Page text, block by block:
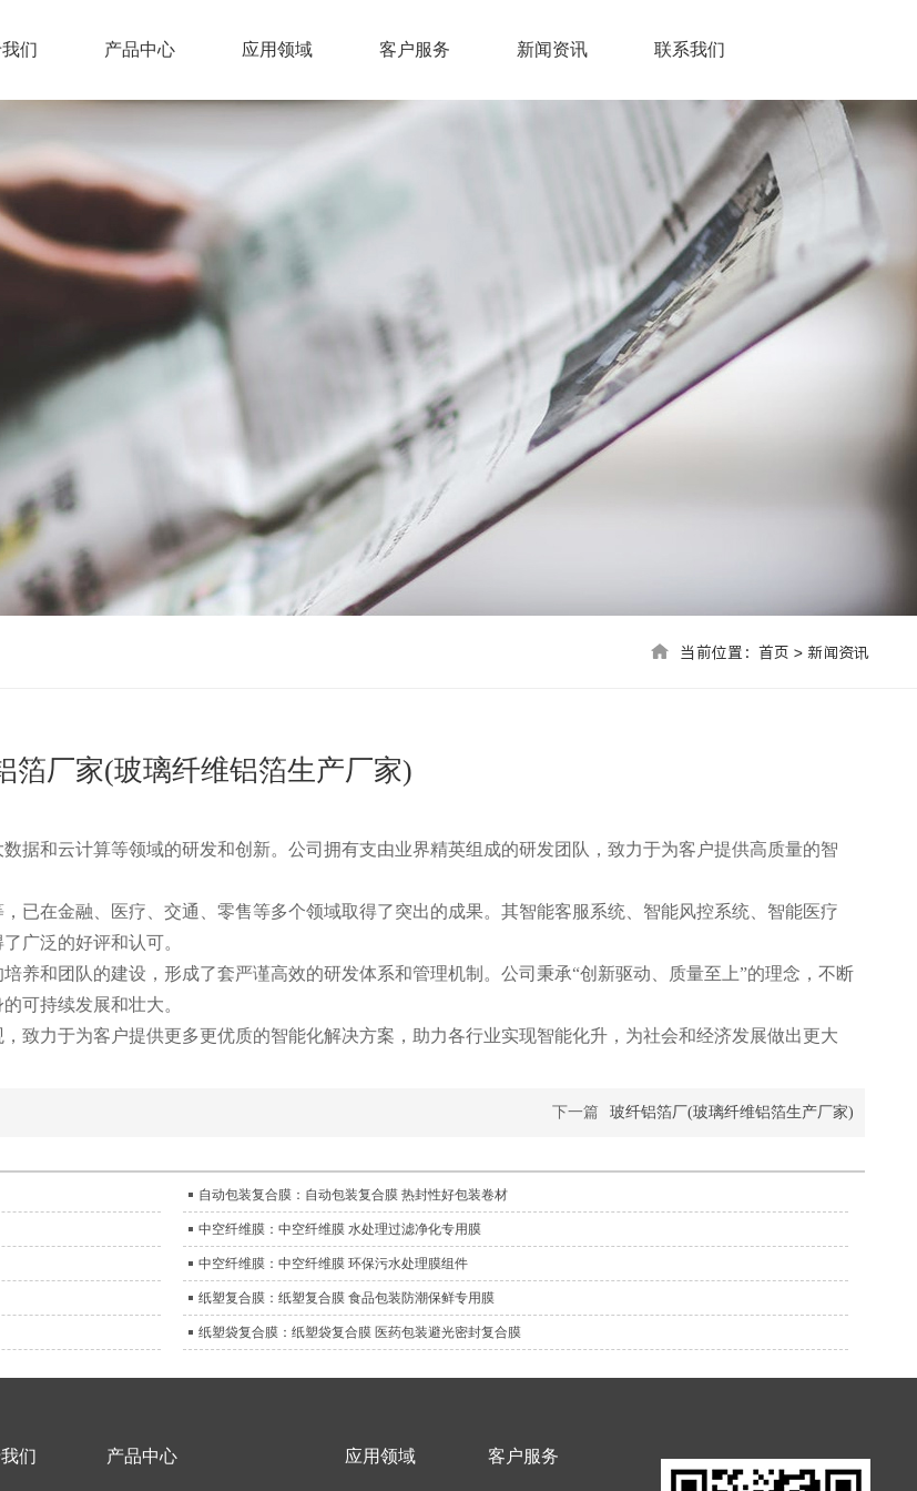
们 产品中心 应用领域 客户服务 新闻资讯 联系我们
当前位置：首页 > 联系我们
当前位置： 首页 > 新闻资讯
箔厂家(玻璃纤维铝箔生产厂家)
据和云计算等领域的研发和创新。公司拥有支由业界精英组成的研发团队，致力于为客户提供高质量的智
已在金融、医疗、交通、零售等多个领域取得了突出的成果。其智能客服系统、智能风控系统、智能医疗
广泛的好评和认可。
养和团队的建设，形成了套严谨高效的研发体系和管理机制。公司秉承“创新驱动、质量至上”的理念，不断
可持续发展和壮大。
致力于为客户提供更多更优质的智能化解决方案，助力各行业实现智能化升，为社会和经济发展做出更大
下一篇 玻纤铝箔厂(玻璃纤维铝箔生产厂家)
自动包装复合膜：自动包装复合膜 热封性好包装卷材
中空纤维膜：中空纤维膜 水处理过滤净化专用膜
中空纤维膜：中空纤维膜 环保污水处理膜组件
纸塑复合膜：纸塑复合膜 食品包装防潮保鲜专用膜
纸塑袋复合膜：纸塑袋复合膜 医药包装避光密封复合膜
们 产品中心 应用领域 客户服务